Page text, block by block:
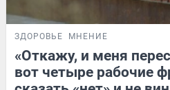
ЗДОРОВЬЕ МНЕНИЕ
«Откажу, и меня
вот четыре рабочие